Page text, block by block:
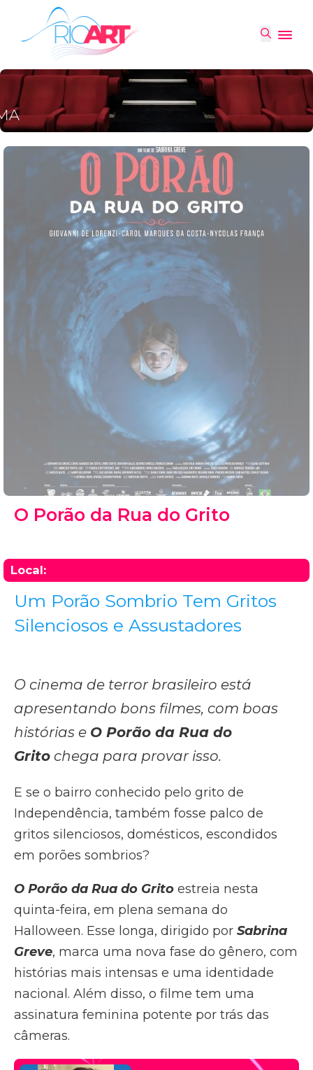
O Porão da Rua do Grito
Local:
Um Porão Sombrio Tem Gritos
Silenciosos e Assustadores
O cinema de terror brasileiro está
apresentando bons filmes, com boas
histórias e O Porão da Rua do
Grito chega para provar isso.
E se o bairro conhecido pelo grito de
Independência, também fosse palco de
gritos silenciosos, domésticos, escondidos
em porões sombrios?
O Porão da Rua do Grito estreia nesta
quinta-feira, em plena semana do
Halloween. Esse longa, dirigido por Sabrina
Greve, marca uma nova fase do gênero, com
histórias mais intensas e uma identidade
nacional. Além disso, o filme tem uma
assinatura feminina potente por trás das
câmeras.